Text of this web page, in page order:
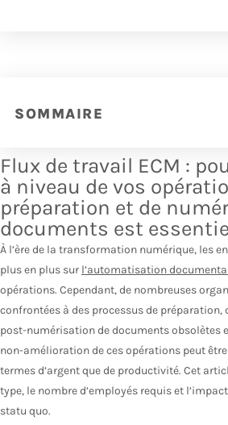
SOMMAIRE
Flux de travail ECM :
à niveau de vos
préparation et de
documents est
À l’ère de la transformation numérique, les
plus en plus sur l’automatisation
opérations. Cependant, de nombreuses
confrontées à des processus de préparation,
post-numérisation de documents obsolètes
non-amélioration de ces opérations peut
termes d’argent que de productivité. Cet
type, le nombre d’employés requis et
statu quo.